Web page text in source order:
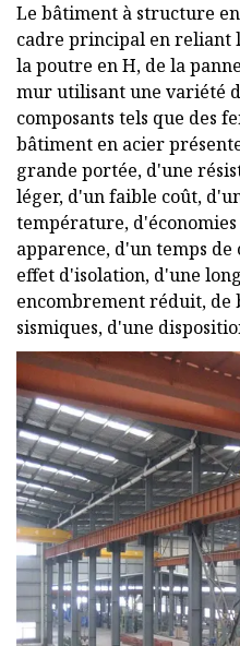
Le bâtiment à structure
cadre principal en reliant
la poutre en H, de la
mur utilisant une variété
composants tels que des
bâtiment en acier
grande portée, d'une
léger, d'un faible coût,
température,
apparence, d'un temps
effet d'isolation, d'une
encombrement réduit, de
sismiques, d'une